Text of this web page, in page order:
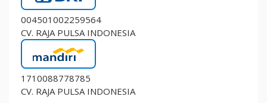
004501002259564
CV. RAJA PULSA INDONESIA
1710088778785
CV. RAJA PULSA INDONESIA